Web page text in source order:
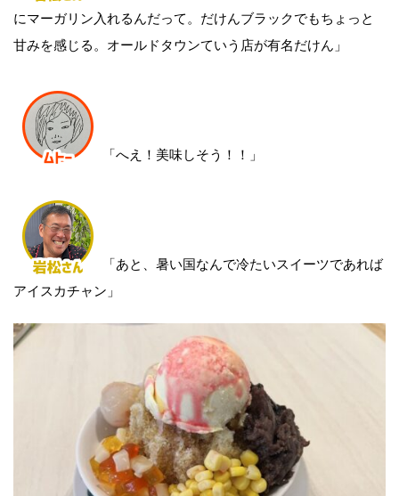
にマーガリン入れるんだって。だけんブラックでもちょっと
甘みを感じる。オールドタウンていう店が有名だけん」
「へえ！美味しそう！！」
「あと、暑い国なんで冷たいスイーツであれば
アイスカチャン」